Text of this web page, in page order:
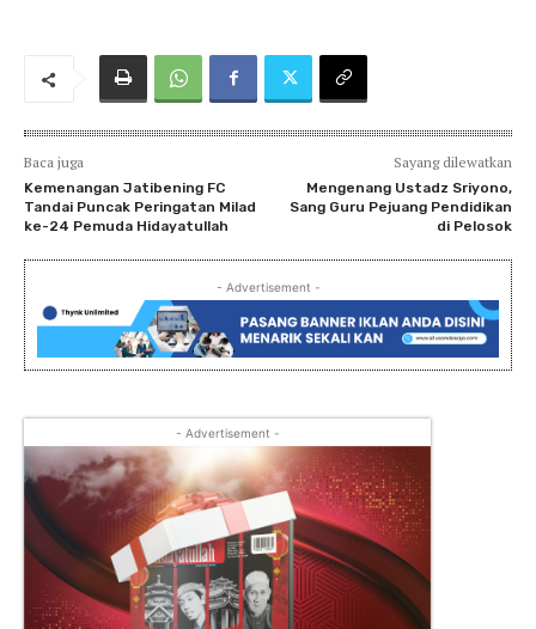
Baca juga
Kemenangan Jatibening FC
Tandai Puncak Peringatan Milad
ke-24 Pemuda Hidayatullah
Sayang dilewatkan
Mengenang Ustadz Sriyono,
Sang Guru Pejuang Pendidikan
di Pelosok
- Advertisement -
- Advertisement -